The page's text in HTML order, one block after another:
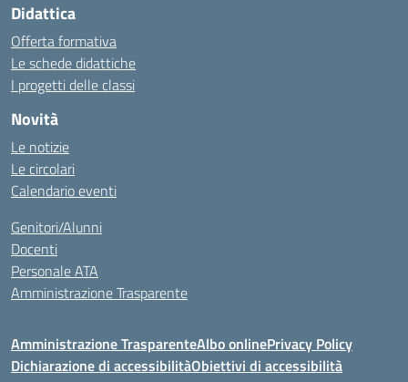
Didattica
Offerta formativa
Le schede didattiche
I progetti delle classi
Novità
Le notizie
Le circolari
Calendario eventi
Genitori/Alunni
Docenti
Personale ATA
Amministrazione Trasparente
Amministrazione TrasparenteAlbo onlinePrivacy Policy
Dichiarazione di accessibilitàObiettivi di accessibilità